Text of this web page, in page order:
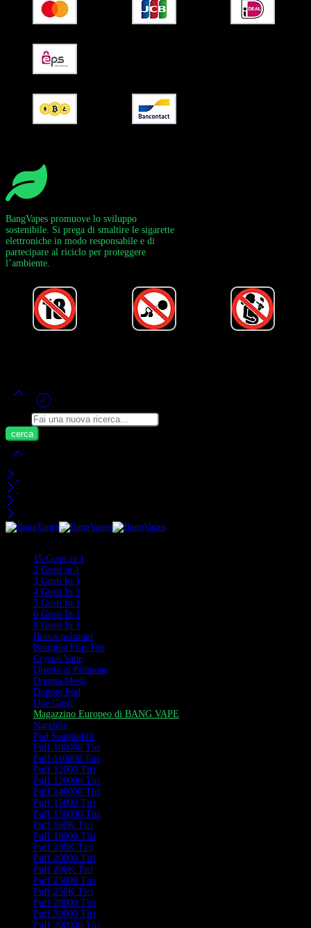
BangVapes promuove lo sviluppo
sostenibile. Si prega di smaltire le sigarette
elettroniche in modo responsabile e di
partecipare al riciclo per proteggere
l’ambiente.
15 Gusti in 1
2 Gusti in 1
3 Gusti In 1
4 Gusti In 1
5 Gusti In 1
6 Gusti In 1
8 Gusti In 1
Bocca-polmoni
Bottiglia Flip-Top
Crystal Vape
Diretto al Polmone
Doppia Mesh
Doppio Pod
Due Gusti
Magazzino Europeo di BANG VAPE
Narghilè
Pod Sostituibili
Puff 100000 Tiri
Puff 110000 Tiri
Puff 12000 Tiri
Puff 120000 Tiri
Puff 140000 Tiri
Puff 15000 Tiri
Puff 150000 Tiri
Puff 160K Tiri
Puff 18000 Tiri
Puff 180K Tiri
Puff 20000 Tiri
Puff 200K Tiri
Puff 25000 Tiri
Puff 250K Tiri
Puff 28000 Tiri
Puff 30000 Tiri
Puff 300000 Tiri